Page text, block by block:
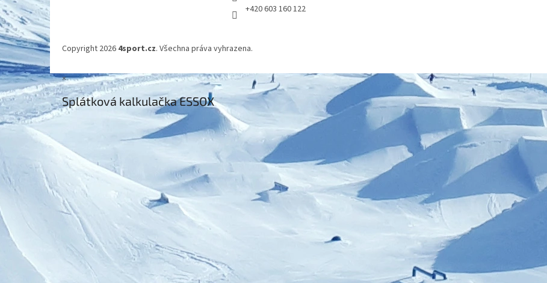
+420 603 160 122
Copyright 2026 4sport.cz. Všechna práva vyhrazena.
×
Splátková kalkulačka ESSOX